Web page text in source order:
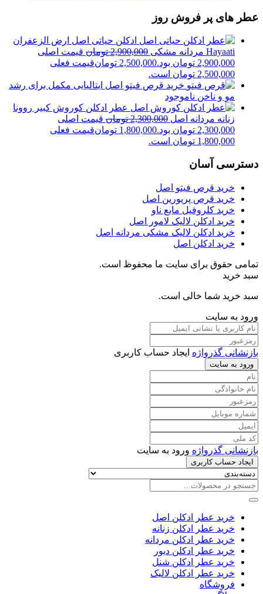
عطر های پر فروش روز
ادکلن حیاتی اصل ارض الزعفران
Hayaati مردانه مشکی
2,900,000 تومان قیمت اصلی
2,900,000 تومان بود.
2,500,000 تومانقیمت فعلی
2,500,000 تومان است.
خرید قرص فیتو اصل ایتالیایی مکمل برای رشد
مو و ناخن ناموجود
عطر ادکلن کوروش کبیر روونا
زنانه مردانه اصل 2,300,000 تومان قیمت اصلی
2,300,000 تومان بود.
1,800,000 تومانقیمت فعلی
1,800,000 تومان است.
دسترسی آسان
خرید قرص فیتو اصل
خرید قرص پریورین اصل
خرید کلروفیل مایع ناو
خرید ادکلن لالیک لامور اصل
خرید ادکلن لالیک مشکی مردانه اصل
خرید ادکلن اصل
تمامی حقوق برای سایت ما محفوظ است.
سبد خرید
سبد خرید شما خالی است.
ورود به سایت
بازنشانی گذرواژه ایجاد حساب کاربری
ورود به سایت
بازنشانی گذرواژه ورود به سایت
ایجاد حساب کاربری
خرید عطر ادکلن اصل
خرید عطر ادکلن زنانه
خرید عطر ادکلن مردانه
خرید عطر ادکلن دیور
خرید عطر ادکلن شنل
خرید عطر ادکلن لالیک
فروشگاه